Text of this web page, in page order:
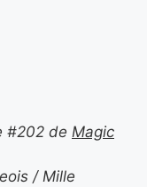
#202 de Magic
/ Mille